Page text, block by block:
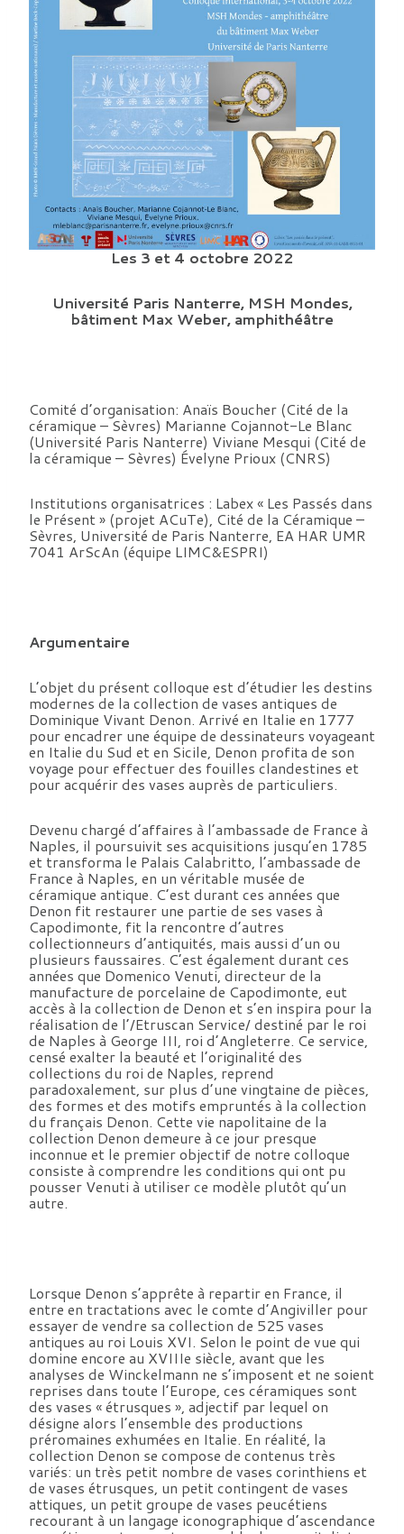
Les 3 et 4 octobre 2022
Université Paris Nanterre, MSH Mondes,
bâtiment Max Weber, amphithéâtre
Comité d’organisation: Anaïs Boucher (Cité de la
céramique – Sèvres) Marianne Cojannot-Le Blanc
(Université Paris Nanterre) Viviane Mesqui (Cité de
la céramique – Sèvres) Évelyne Prioux (CNRS)
Institutions organisatrices : Labex « Les Passés dans
le Présent » (projet ACuTe), Cité de la Céramique –
Sèvres, Université de Paris Nanterre, EA HAR UMR
7041 ArScAn (équipe LIMC&ESPRI)
Argumentaire
L’objet du présent colloque est d’étudier les destins
modernes de la collection de vases antiques de
Dominique Vivant Denon. Arrivé en Italie en 1777
pour encadrer une équipe de dessinateurs voyageant
en Italie du Sud et en Sicile, Denon profita de son
voyage pour effectuer des fouilles clandestines et
pour acquérir des vases auprès de particuliers.
Devenu chargé d’affaires à l’ambassade de France à
Naples, il poursuivit ses acquisitions jusqu’en 1785
et transforma le Palais Calabritto, l’ambassade de
France à Naples, en un véritable musée de
céramique antique. C’est durant ces années que
Denon fit restaurer une partie de ses vases à
Capodimonte, fit la rencontre d’autres
collectionneurs d’antiquités, mais aussi d’un ou
plusieurs faussaires. C’est également durant ces
années que Domenico Venuti, directeur de la
manufacture de porcelaine de Capodimonte, eut
accès à la collection de Denon et s’en inspira pour la
réalisation de l’/Etruscan Service/ destiné par le roi
de Naples à George III, roi d’Angleterre. Ce service,
censé exalter la beauté et l’originalité des
collections du roi de Naples, reprend
paradoxalement, sur plus d’une vingtaine de pièces,
des formes et des motifs empruntés à la collection
du français Denon. Cette vie napolitaine de la
collection Denon demeure à ce jour presque
inconnue et le premier objectif de notre colloque
consiste à comprendre les conditions qui ont pu
pousser Venuti à utiliser ce modèle plutôt qu’un
autre.
Lorsque Denon s’apprête à repartir en France, il
entre en tractations avec le comte d’Angiviller pour
essayer de vendre sa collection de 525 vases
antiques au roi Louis XVI. Selon le point de vue qui
domine encore au XVIIIe siècle, avant que les
analyses de Winckelmann ne s’imposent et ne soient
reprises dans toute l’Europe, ces céramiques sont
des vases « étrusques », adjectif par lequel on
désigne alors l’ensemble des productions
préromaines exhumées en Italie. En réalité, la
collection Denon se compose de contenus très
variés: un très petit nombre de vases corinthiens et
de vases étrusques, un petit contingent de vases
attiques, un petit groupe de vases peucétiens
recourant à un langage iconographique d’ascendance